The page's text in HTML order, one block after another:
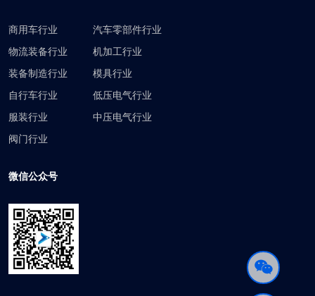
商用车行业
物流装备行业
装备制造行业
自行车行业
服装行业
阀门行业
汽车零部件行业
机加工行业
模具行业
低压电气行业
中压电气行业
微信公众号